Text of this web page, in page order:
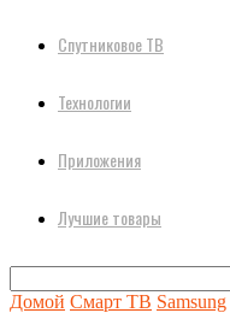
Спутниковое ТВ
Технологии
Приложения
Лучшие товары
Домой Смарт ТВ Samsung